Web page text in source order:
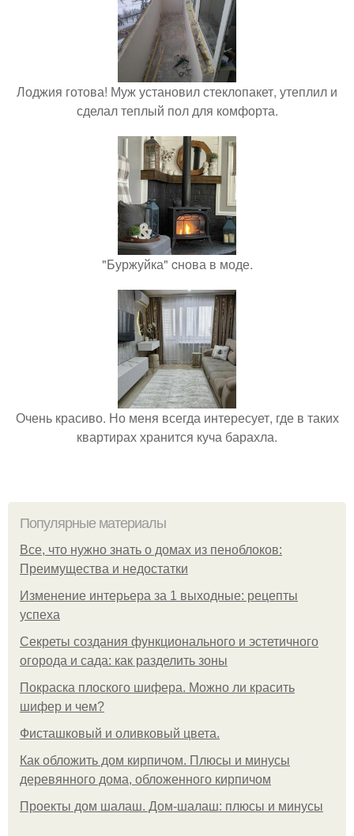
Лоджия готова! Муж установил стеклопакет, утеплил и
сделал теплый пол для комфорта.
"Буржуйка" cнова в моде.
Очень красиво. Но меня всегда интересует, где в таких
квартирах хранится куча барахла.
Популярные материалы
Все, что нужно знать о домах из пеноблоков:
Преимущества и недостатки
Изменение интерьера за 1 выходные: рецепты
успеха
Секреты создания функционального и эстетичного
огорода и сада: как разделить зоны
Покраска плоского шифера. Можно ли красить
шифер и чем?
Фисташковый и оливковый цвета.
Как обложить дом кирпичом. Плюсы и минусы
деревянного дома, обложенного кирпичом
Проекты дом шалаш. Дом-шалаш: плюсы и минусы